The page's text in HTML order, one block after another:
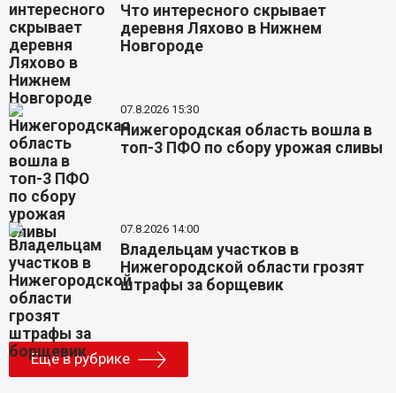
Что интересного скрывает
деревня Ляхово в Нижнем
Новгороде
07.8.2026 15:30
Нижегородская область вошла в
топ-3 ПФО по сбору урожая сливы
07.8.2026 14:00
Владельцам участков в
Нижегородской области грозят
штрафы за борщевик
Еще в рубрике